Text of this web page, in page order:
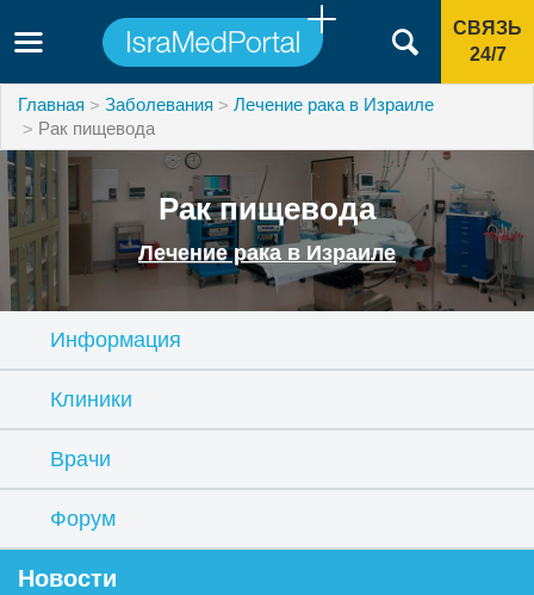
СВЯЗЬ
24/7
Главная Заболевания
Лечение рака в Израиле
Рак пищевода
Рак пищевода
Лечение рака в Израиле
Информация
Клиники
Врачи
Форум
Новости